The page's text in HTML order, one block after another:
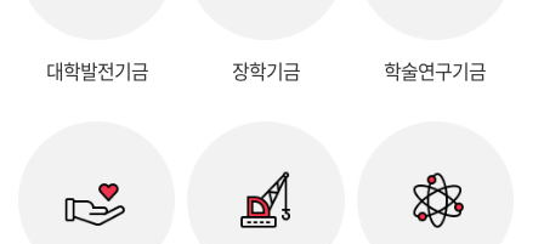
대학발전기금 장학기금 학술연구기금